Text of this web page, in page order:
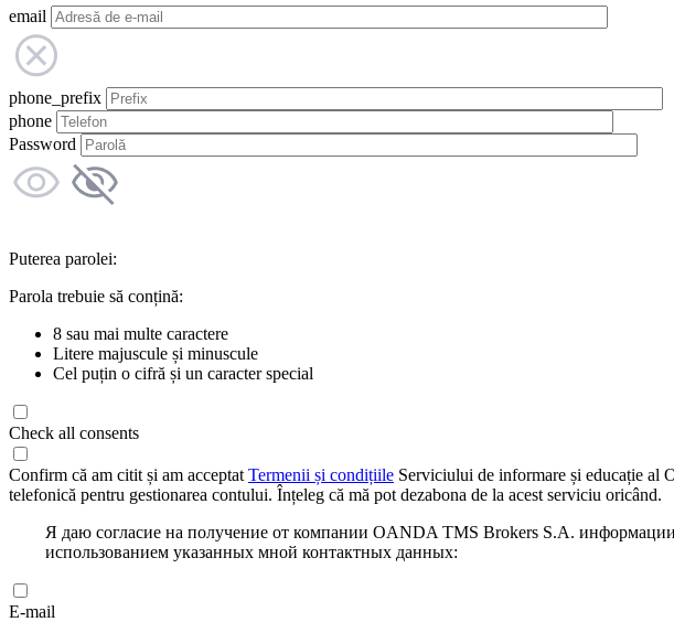
email
phone_prefix
phone
Password
Puterea parolei:
Parola trebuie să conțină:
8 sau mai multe caractere
Litere majuscule și minuscule
Cel puțin o cifră și un caracter special
Check all consents
Confirm că am citit și am acceptat Termenii și condițiile Serviciului de informare și educație al
telefonică pentru gestionarea contului. Înțeleg că mă pot dezabona de la acest serviciu oricând.
Я даю согласие на получение от компании OANDA TMS Brokers S.A.
использованием указанных мной контактных данных:
E-mail